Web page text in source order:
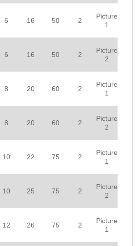
6 16 50 2
Picture
1
6 16 50 2
Picture
2
8 20 60 2
Picture
1
8 20 60 2
Picture
2
10 22 75 2
Picture
1
10 25 75 2
Picture
2
12 26 75 2
Picture
1